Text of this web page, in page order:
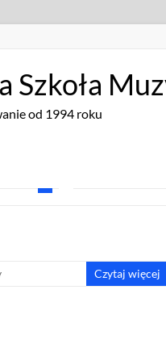
od 1994 roku
Czytaj więcej